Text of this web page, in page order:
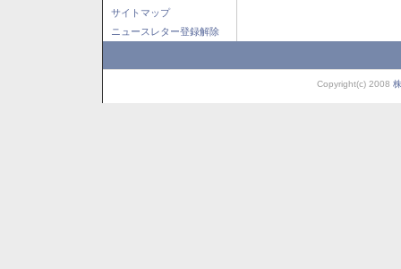
サイトマップ
ニュースレター登録解除
Copyright(c) 2008